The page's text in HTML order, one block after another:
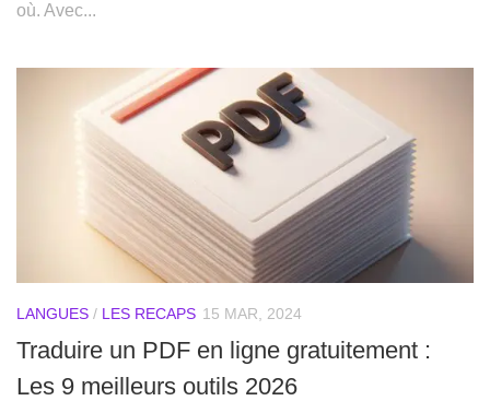
où. Avec...
LANGUES / LES RECAPS 15 MAR, 2024
Traduire un PDF en ligne gratuitement :
Les 9 meilleurs outils 2026